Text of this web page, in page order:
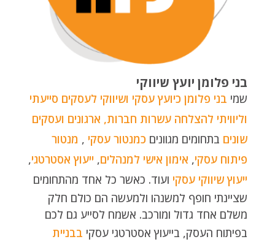
בני פלומן יועץ שיווקי
שמי בני פלומן כיועץ עסקי ושיווקי לעסקים סייעתי
וליוויתי להצלחה עשרות חברות, ארגונים ועסקים
שונים בתחומים מגוונים כמנטור עסקי , מנטור
פיתוח עסקי, אימון אישי למנהלים, ייעוץ אסטרטגי,
ייעוץ שיווקי עסקי ועוד. כאשר כל אחד מהתחומים
שציינתי חופף למשנהו ולמעשה הם כולם חלק
משלם אחד גדול ומורכב. אשמח לסייע גם לכם
בפיתוח העסק, בייעוץ אסטרטגי עסקי בבניית